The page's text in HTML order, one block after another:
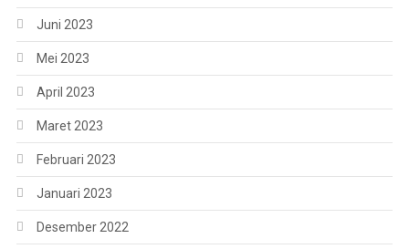
Juni 2023
Mei 2023
April 2023
Maret 2023
Februari 2023
Januari 2023
Desember 2022